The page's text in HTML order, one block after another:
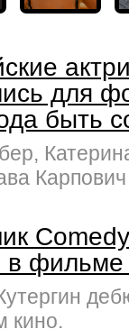
для
быть
Карпович
в
кино.